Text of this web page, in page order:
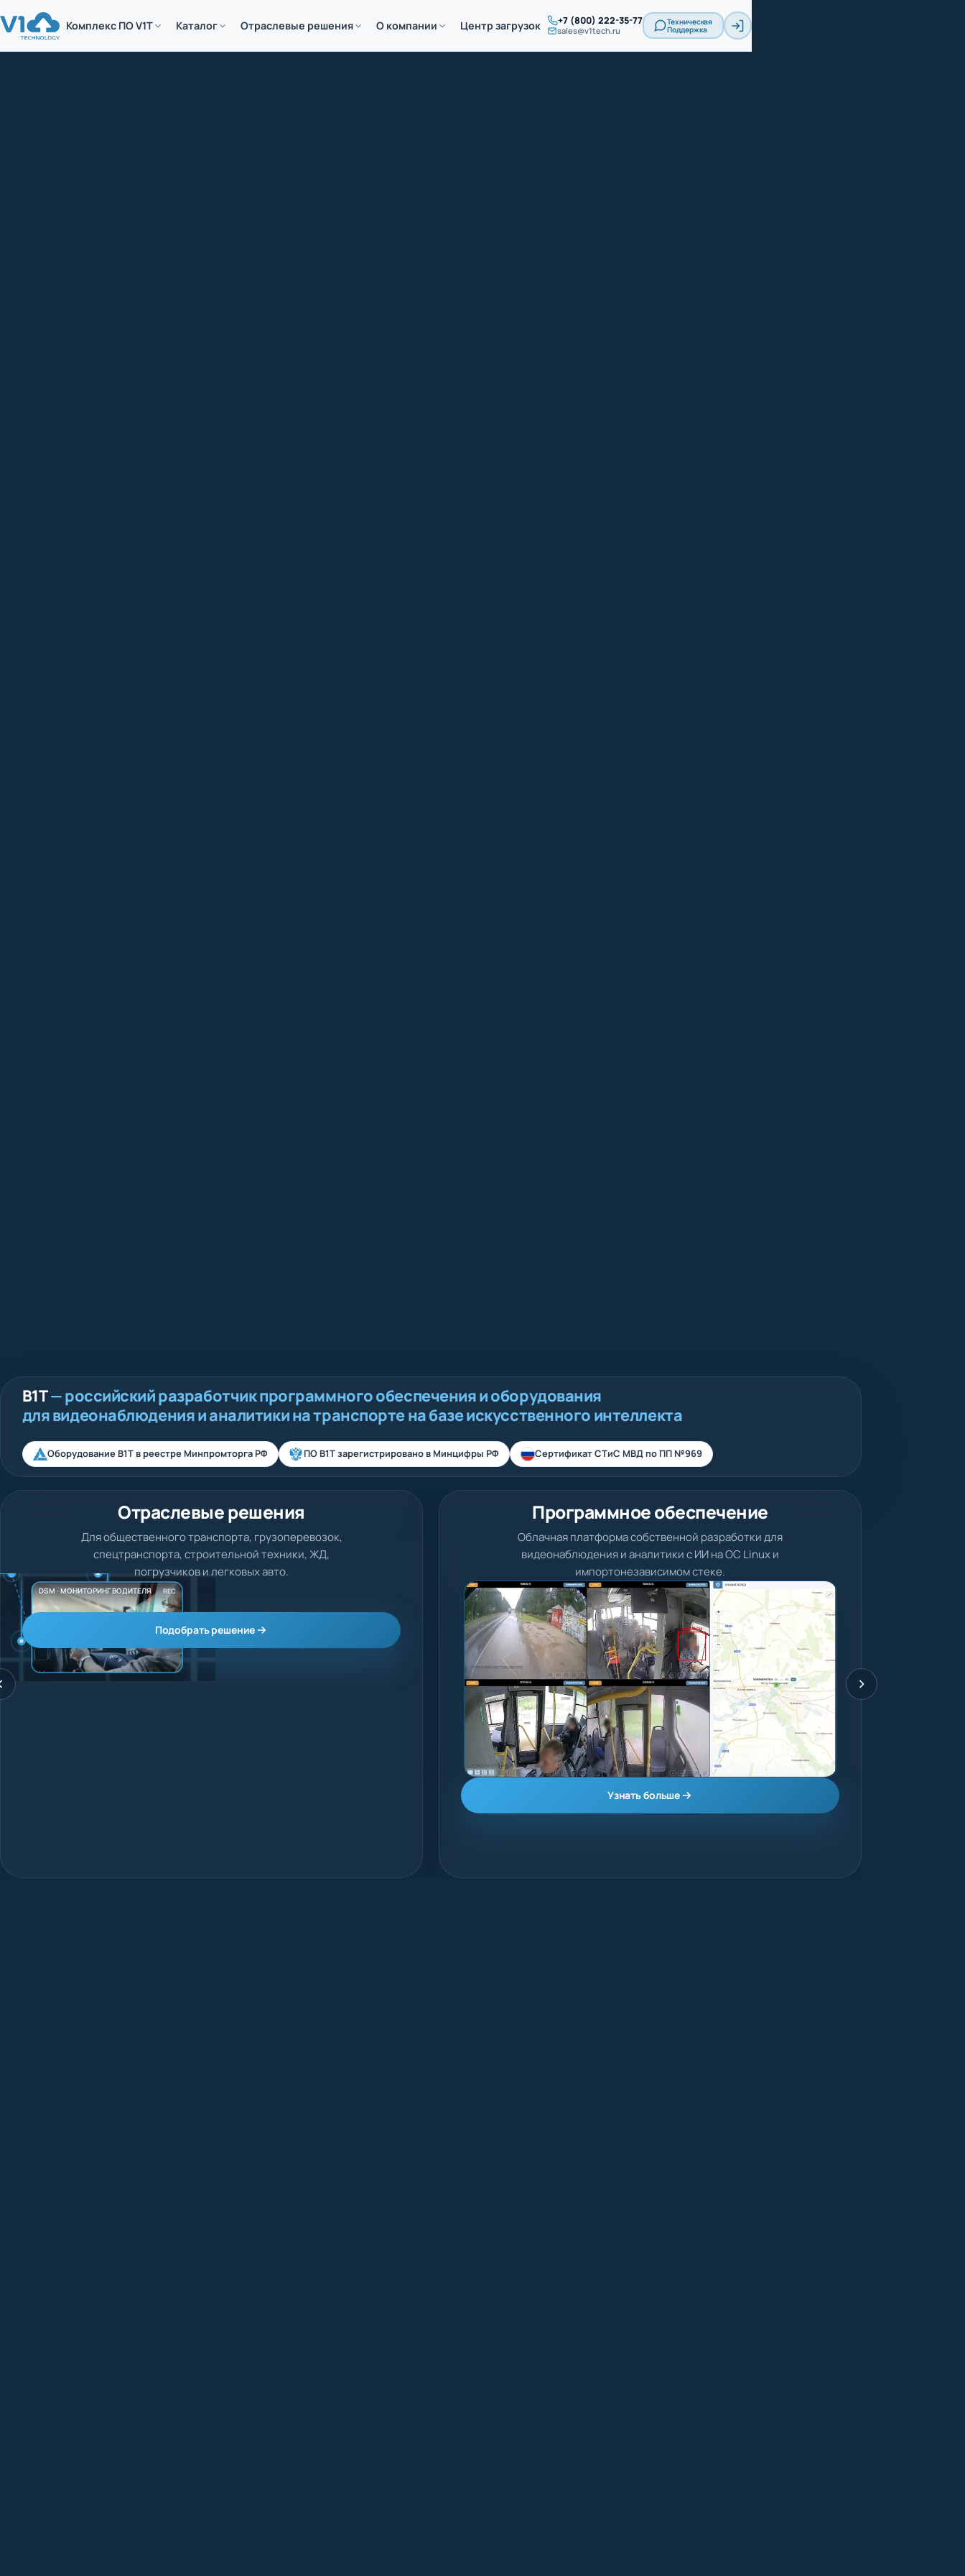
Комплекс ПО V1T Каталог Отраслевые решения О компании Центр загрузок +7 (800) 222-35-77
sales@v1tech.ru
Техническая
Поддержка
В1Т— российский разработчик программного обеспечения и оборудования
для видеонаблюдения и аналитики на транспорте на базе искусственного интеллекта
Оборудование В1Т в реестре Минпромторга РФ ПО В1Т зарегистрировано в Минцифры РФ Сертификат СТиС МВД по ПП №969
Отраслевые решения
Для общественного транспорта, грузоперевозок,
спецтранспорта, строительной техники, ЖД,
погрузчиков и легковых авто.
Подобрать решение
Программное обеспечение
Облачная платформа собственной разработки для
видеонаблюдения и аналитики с ИИ на ОС Linux и
импортонезависимом стеке.
Узнать больше